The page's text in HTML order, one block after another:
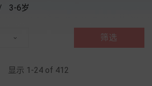
3-6岁
 筛选
显示 1-24 of 412